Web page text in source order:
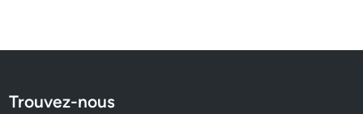
Trouvez-nous